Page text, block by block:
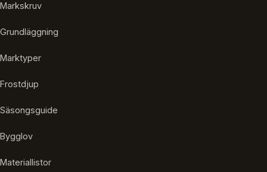
Markskruv
Grundläggning
Marktyper
Frostdjup
Säsongsguide
Bygglov
Materiallistor